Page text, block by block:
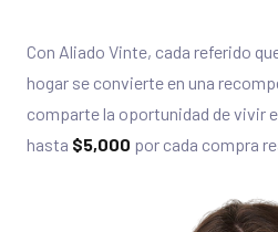
Con Aliado Vinte, cada referido
hogar se convierte en una
comparte la oportunidad de vivir
hasta $5,000 por cada compra